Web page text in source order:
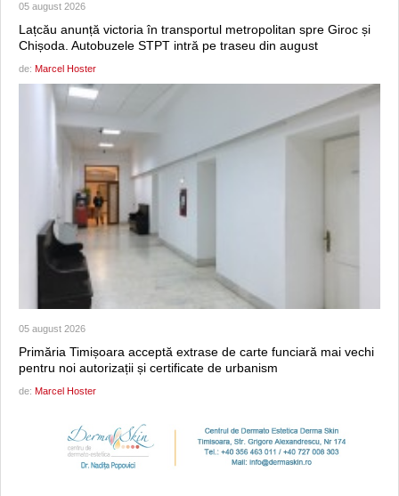
05 august 2026
Lațcău anunță victoria în transportul metropolitan spre Giroc și
Chișoda. Autobuzele STPT intră pe traseu din august
de: Marcel Hoster
05 august 2026
Primăria Timișoara acceptă extrase de carte funciară mai vechi
pentru noi autorizații și certificate de urbanism
de: Marcel Hoster